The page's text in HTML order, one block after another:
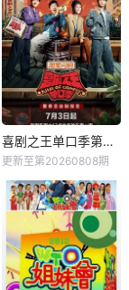
喜剧之王单口季第三季
更新至第20260808期